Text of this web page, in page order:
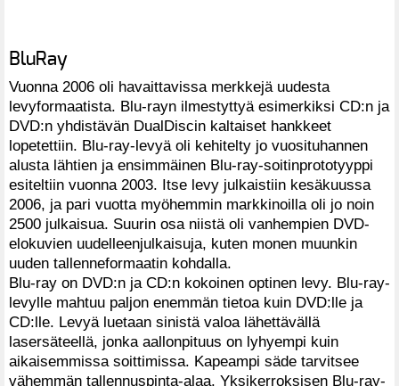
BluRay
Vuonna 2006 oli havaittavissa merkkejä uudesta
levyformaatista. Blu-rayn ilmestyttyä esimerkiksi CD:n ja
DVD:n yhdistävän DualDiscin kaltaiset hankkeet
lopetettiin. Blu-ray-levyä oli kehitelty jo vuosituhannen
alusta lähtien ja ensimmäinen Blu-ray-soitinprototyyppi
esiteltiin vuonna 2003. Itse levy julkaistiin kesäkuussa
2006, ja pari vuotta myöhemmin markkinoilla oli jo noin
2500 julkaisua. Suurin osa niistä oli vanhempien DVD-
elokuvien uudelleenjulkaisuja, kuten monen muunkin
uuden tallenneformaatin kohdalla.
Blu-ray on DVD:n ja CD:n kokoinen optinen levy. Blu-ray-
levylle mahtuu paljon enemmän tietoa kuin DVD:lle ja
CD:lle. Levyä luetaan sinistä valoa lähettävällä
lasersäteellä, jonka aallonpituus on lyhyempi kuin
aikaisemmissa soittimissa. Kapeampi säde tarvitsee
vähemmän tallennuspinta-alaa. Yksikerroksisen Blu-ray-